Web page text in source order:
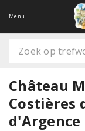
Menu
Château
Costières
d'Argence